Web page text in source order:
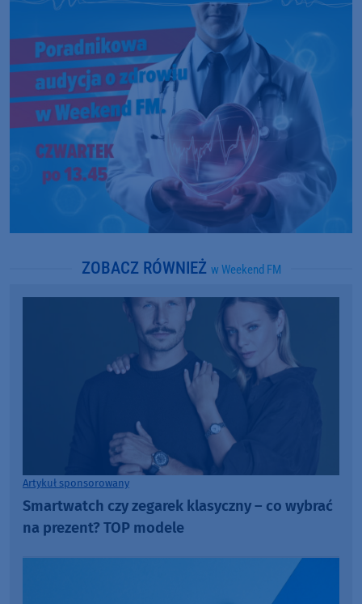
ZOBACZ RÓWNIEŻ w Weekend FM
Artykuł sponsorowany
Smartwatch czy zegarek klasyczny – co wybrać
na prezent? TOP modele